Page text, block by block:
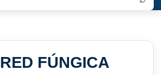
RED FÚNGICA